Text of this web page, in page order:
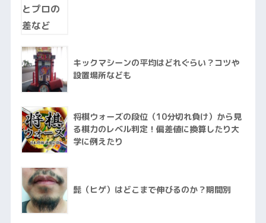
キックマシーンの平均はどれぐらい？コツや
設置場所なども
将棋ウォーズの段位（10分切れ負け）から見
る棋力のレベル判定！偏差値に換算したり大
学に例えたり
髭（ヒゲ）はどこまで伸びるのか？期間別